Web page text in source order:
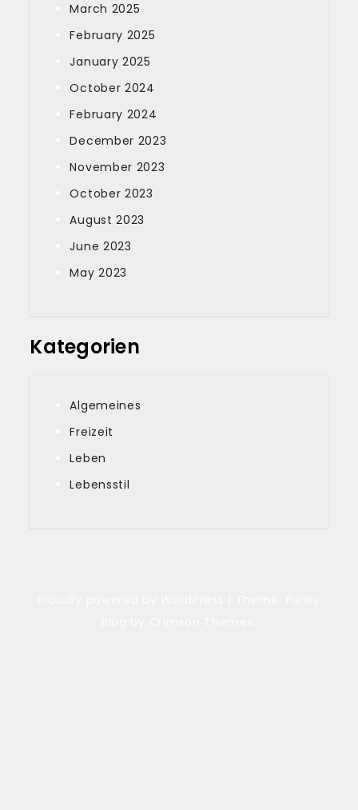
March 2025
February 2025
January 2025
October 2024
February 2024
December 2023
November 2023
October 2023
August 2023
June 2023
May 2023
Kategorien
Algemeines
Freizeit
Leben
Lebensstil